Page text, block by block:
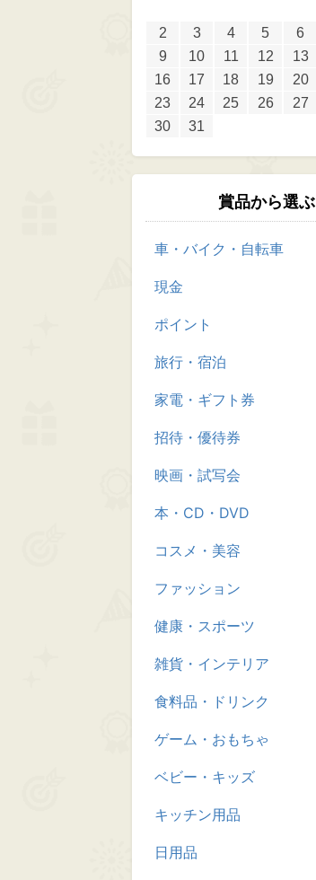
2
3 4 5 6
9
10 11 12 13
16
17 18 19 20
23
24 25 26 27
30
31
賞品から選ぶ
車・バイク・自転車
現金
ポイント
旅行・宿泊
家電・ギフト券
招待・優待券
映画・試写会
本・CD・DVD
コスメ・美容
ファッション
健康・スポーツ
雑貨・インテリア
食料品・ドリンク
ゲーム・おもちゃ
ベビー・キッズ
キッチン用品
日用品